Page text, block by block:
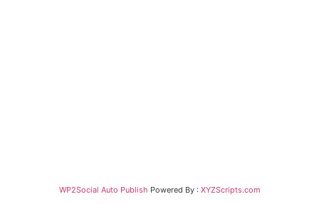
WP2Social Auto Publish Powered By : XYZScripts.com